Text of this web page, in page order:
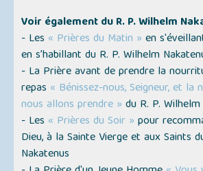
Voir également du R. P. Wilhelm
- Les « Prières du Matin » en
en s’habillant du R. P. Wilhelm
- La Prière avant de prendre la
repas « Bénissez-nous, Seigneur, et la
nous allons prendre » du R. P.
- Les « Prières du Soir » pour
Dieu, à la Sainte Vierge et aux Saints
Nakatenus